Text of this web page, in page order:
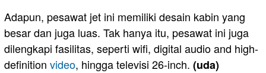
Adapun, pesawat jet ini memiliki desain kabin yang
besar dan juga luas. Tak hanya itu, pesawat ini juga
dilengkapi fasilitas, seperti wifi, digital audio and high-
definition video, hingga televisi 26-inch. (uda)